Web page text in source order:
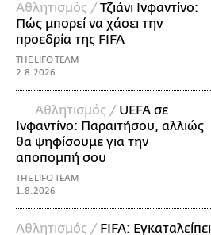
Αθλητισμός /Τζιάνι Ινφαντίνο:
Πώς μπορεί να χάσει την
προεδρία της FIFA
THE LIFO TEAM
2.8.2026
Αθλητισμός / UEFA σε
Ινφαντίνο: Παραιτήσου, αλλιώς
θα ψηφίσουμε για την
αποπομπή σου
THE LIFO TEAM
1.8.2026
Αθλητισμός / FIFA: Εγκαταλείπει